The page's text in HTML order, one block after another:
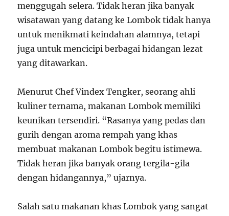
menggugah selera. Tidak heran jika banyak
wisatawan yang datang ke Lombok tidak hanya
untuk menikmati keindahan alamnya, tetapi
juga untuk mencicipi berbagai hidangan lezat
yang ditawarkan.
Menurut Chef Vindex Tengker, seorang ahli
kuliner ternama, makanan Lombok memiliki
keunikan tersendiri. “Rasanya yang pedas dan
gurih dengan aroma rempah yang khas
membuat makanan Lombok begitu istimewa.
Tidak heran jika banyak orang tergila-gila
dengan hidangannya,” ujarnya.
Salah satu makanan khas Lombok yang sangat